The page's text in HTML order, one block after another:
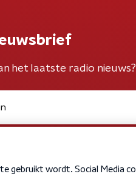
het laatste radio nieuws?